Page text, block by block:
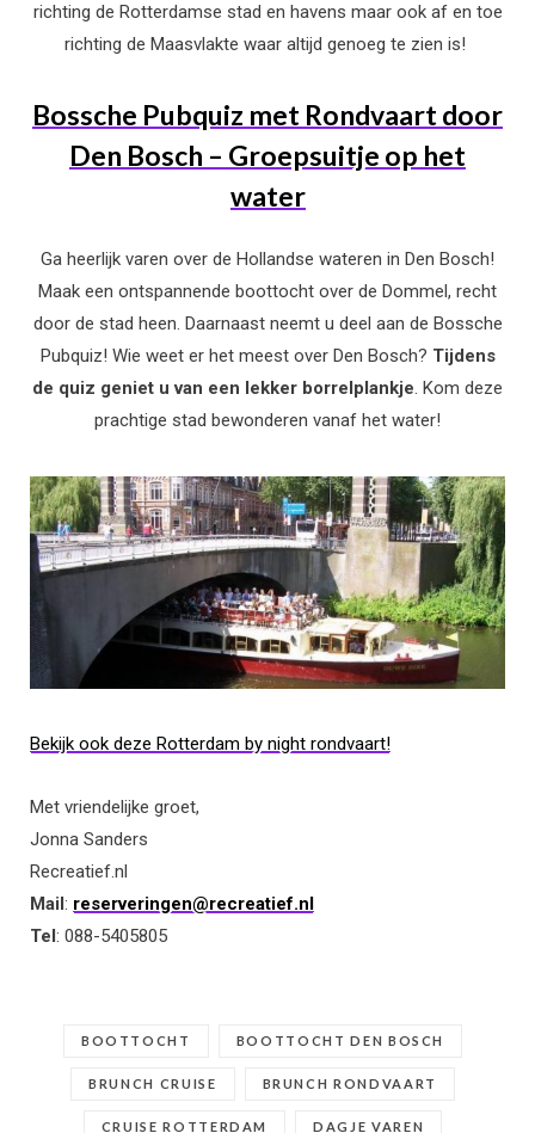
richting de Rotterdamse stad en havens maar ook af en toe
richting de Maasvlakte waar altijd genoeg te zien is!
Bossche Pubquiz met Rondvaart door
Den Bosch – Groepsuitje op het
water
Ga heerlijk varen over de Hollandse wateren in Den Bosch!
Maak een ontspannende boottocht over de Dommel, recht
door de stad heen. Daarnaast neemt u deel aan de Bossche
Pubquiz! Wie weet er het meest over Den Bosch? Tijdens
de quiz geniet u van een lekker borrelplankje. Kom deze
prachtige stad bewonderen vanaf het water!
Bekijk ook deze Rotterdam by night rondvaart!
Met vriendelijke groet,
Jonna Sanders
Recreatief.nl
Mail: reserveringen@recreatief.nl
Tel: 088-5405805
BOOTTOCHT BOOTTOCHT DEN BOSCH
BRUNCH CRUISE BRUNCH RONDVAART
CRUISE ROTTERDAM DAGJE VAREN